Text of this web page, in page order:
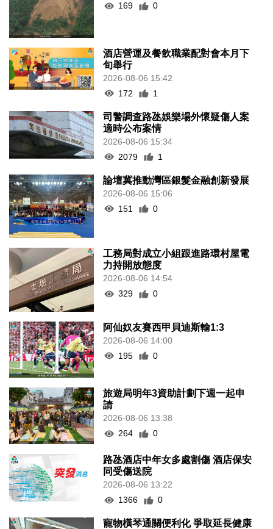
169
0
酒店營運及餐飲職業配對會本月下
旬舉行
2026-08-06 15:42
172
1
司警調查路氹娛樂場外懷疑傷人案
適時公布案情
2026-08-06 15:34
2079
1
論壇冀推動灣區銀髮金融創新發展
2026-08-06 15:06
151
0
工務局對成立小組跟進路環村屋電
力持開放態度
2026-08-06 14:54
329
0
阿仙奴友賽西甲貝迪斯輸1:3
2026-08-06 14:00
195
0
旅遊局明年3資助計劃下週一起申
請
2026-08-06 13:38
264
0
路氹酒店中年女多處割傷 酒店保安
同受傷送院
2026-08-06 13:22
1366
0
寵物橫琴通關便利化 爭取延長健康